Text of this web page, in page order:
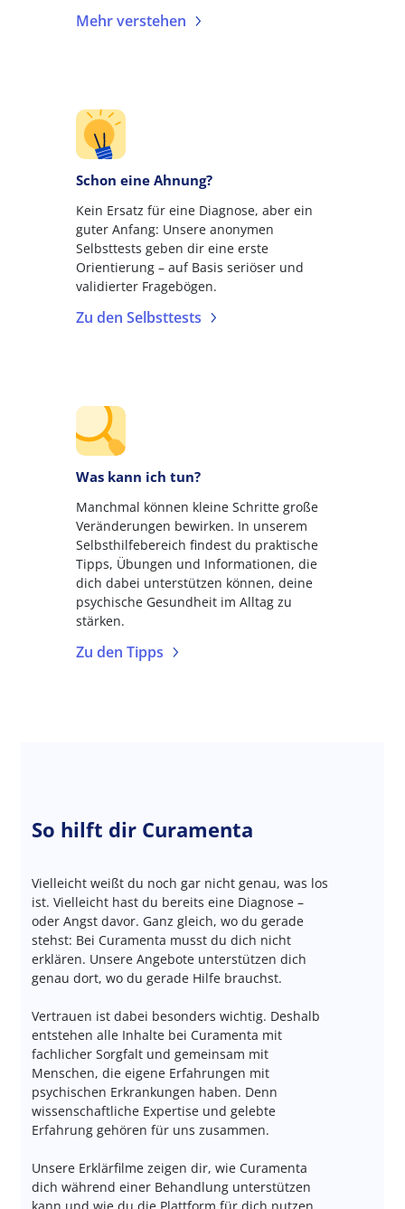
Mehr verstehen
Schon eine Ahnung?
Kein Ersatz für eine Diagnose, aber ein
guter Anfang: Unsere anonymen
Selbsttests geben dir eine erste
Orientierung – auf Basis seriöser und
validierter Fragebögen.
Zu den Selbsttests
Was kann ich tun?
Manchmal können kleine Schritte große
Veränderungen bewirken. In unserem
Selbsthilfebereich findest du praktische
Tipps, Übungen und Informationen, die
dich dabei unterstützen können, deine
psychische Gesundheit im Alltag zu
stärken.
Zu den Tipps
So hilft dir Curamenta
Vielleicht weißt du noch gar nicht genau, was los
ist. Vielleicht hast du bereits eine Diagnose –
oder Angst davor. Ganz gleich, wo du gerade
stehst: Bei Curamenta musst du dich nicht
erklären. Unsere Angebote unterstützen dich
genau dort, wo du gerade Hilfe brauchst.
Vertrauen ist dabei besonders wichtig. Deshalb
entstehen alle Inhalte bei Curamenta mit
fachlicher Sorgfalt und gemeinsam mit
Menschen, die eigene Erfahrungen mit
psychischen Erkrankungen haben. Denn
wissenschaftliche Expertise und gelebte
Erfahrung gehören für uns zusammen.
Unsere Erklärfilme zeigen dir, wie Curamenta
dich während einer Behandlung unterstützen